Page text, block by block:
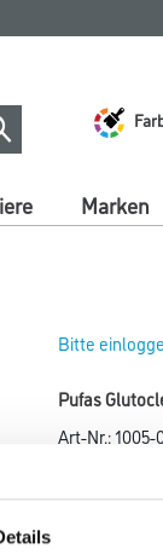
Marken
Bitte
Pufas
Art-Nr.:1005-